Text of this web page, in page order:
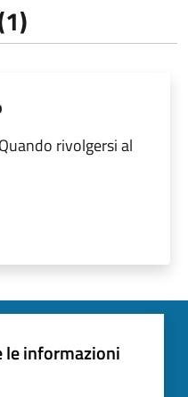
rivolgersi al
le informazioni